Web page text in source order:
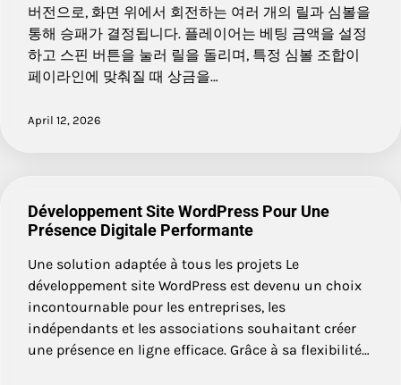
버전으로, 화면 위에서 회전하는 여러 개의 릴과 심볼을
통해 승패가 결정됩니다. 플레이어는 베팅 금액을 설정
하고 스핀 버튼을 눌러 릴을 돌리며, 특정 심볼 조합이
페이라인에 맞춰질 때 상금을…
April 12, 2026
Développement Site WordPress Pour Une
Présence Digitale Performante
Une solution adaptée à tous les projets Le
développement site WordPress est devenu un choix
incontournable pour les entreprises, les
indépendants et les associations souhaitant créer
une présence en ligne efficace. Grâce à sa flexibilité…